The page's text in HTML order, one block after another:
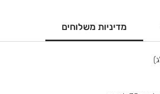
מדיניות משלוחים